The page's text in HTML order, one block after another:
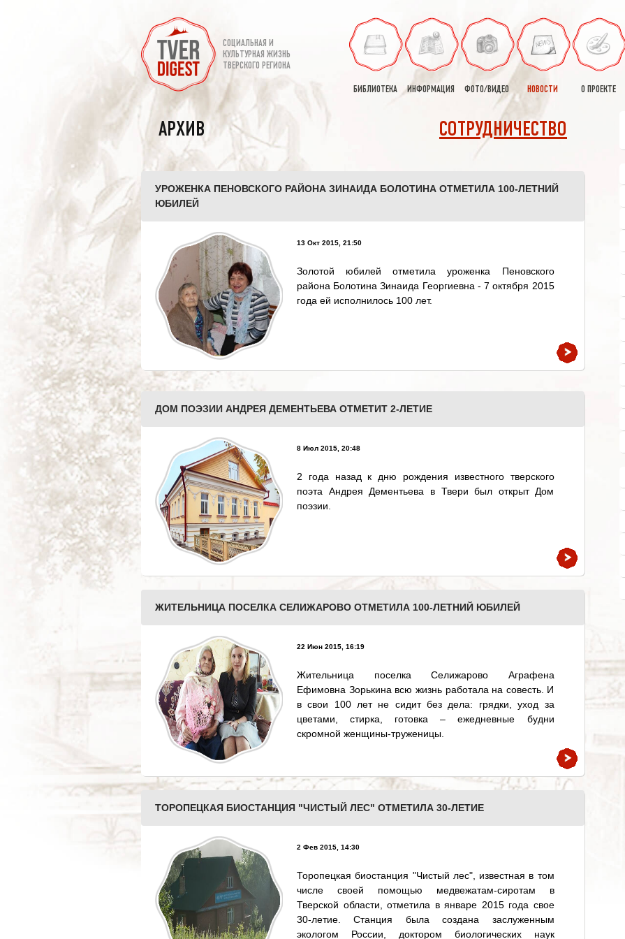
СОЦИАЛЬНАЯ И
КУЛЬТУРНАЯ ЖИЗНЬ
ТВЕРСКОГО РЕГИОНА
БИБЛИОТЕКА ИНФОРМАЦИЯ ФОТО/ВИДЕО НОВОСТИ О ПРОЕКТЕ
АРХИВ СОТРУДНИЧЕСТВО
УРОЖЕНКА ПЕНОВСКОГО РАЙОНА ЗИНАИДА БОЛОТИНА ОТМЕТИЛА 100-ЛЕТНИЙ
ЮБИЛЕЙ
13 Окт 2015, 21:50
Золотой юбилей отметила уроженка Пеновского
района Болотина Зинаида Георгиевна - 7 октября 2015
года ей исполнилось 100 лет.
ДОМ ПОЭЗИИ АНДРЕЯ ДЕМЕНТЬЕВА ОТМЕТИТ 2-ЛЕТИЕ
8 Июл 2015, 20:48
2 года назад к дню рождения известного тверского
поэта Андрея Дементьева в Твери был открыт Дом
поэзии.
ЖИТЕЛЬНИЦА ПОСЕЛКА СЕЛИЖАРОВО ОТМЕТИЛА 100-ЛЕТНИЙ ЮБИЛЕЙ
22 Июн 2015, 16:19
Жительница поселка Селижарово Аграфена
Ефимовна Зорькина всю жизнь работала на совесть. И
в свои 100 лет не сидит без дела: грядки, уход за
цветами, стирка, готовка – ежедневные будни
скромной женщины-труженицы.
ТОРОПЕЦКАЯ БИОСТАНЦИЯ "ЧИСТЫЙ ЛЕС" ОТМЕТИЛА 30-ЛЕТИЕ
2 Фев 2015, 14:30
Торопецкая биостанция "Чистый лес", известная в том
числе своей помощью медвежатам-сиротам в
Тверской области, отметила в январе 2015 года свое
30-летие. Станция была создана заслуженным
экологом России, доктором биологических наук